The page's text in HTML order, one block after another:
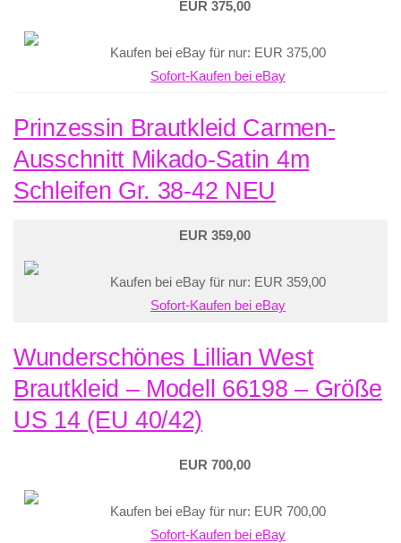
EUR 375,00
Kaufen bei eBay für nur: EUR 375,00
Sofort-Kaufen bei eBay
Prinzessin Brautkleid Carmen-
Ausschnitt Mikado-Satin 4m
Schleifen Gr. 38-42 NEU
EUR 359,00
Kaufen bei eBay für nur: EUR 359,00
Sofort-Kaufen bei eBay
Wunderschönes Lillian West
Brautkleid – Modell 66198 – Größe
US 14 (EU 40/42)
EUR 700,00
Kaufen bei eBay für nur: EUR 700,00
Sofort-Kaufen bei eBay